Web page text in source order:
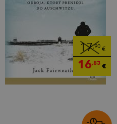
17,90€
16,83€